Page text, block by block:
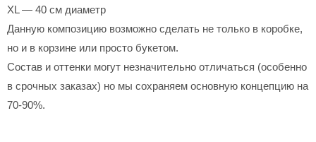
XL — 40 см диаметр
Данную композицию возможно сделать не только в коробке,
но и в корзине или просто букетом.
Состав и оттенки могут незначительно отличаться (особенно
в срочных заказах) но мы сохраняем основную концепцию на
70-90%.